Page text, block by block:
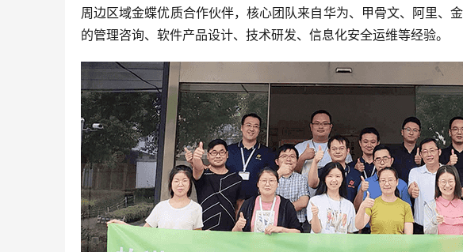
周边区域金蝶优质合作伙伴，核心团队来自华为、甲骨文、阿里、
的管理咨询、软件产品设计、技术研发、信息化安全运维等经验。